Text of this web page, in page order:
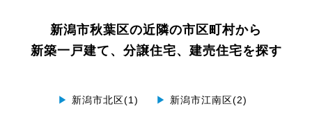
新潟市秋葉区の近隣の市区町村から
新築一戸建て、分譲住宅、建売住宅を探す
▶ 新潟市北区(1) ▶ 新潟市江南区(2)